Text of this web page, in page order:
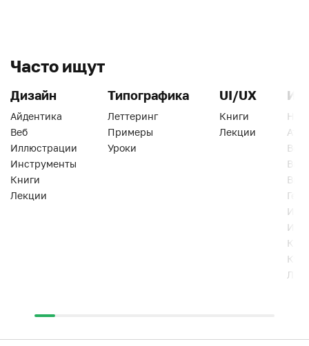
Часто ищут
Дизайн
Айдентика
Веб
Иллюстрации
Инструменты
Книги
Лекции
Типографика
Леттеринг
Примеры
Уроки
UI/UX
Книги
Лекции
Веб